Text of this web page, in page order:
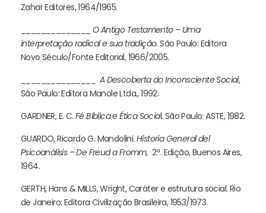
Zahar Editores, 1964/1965.
O Antigo Testamento – Uma
interpretação radical e sua tradição. São Paulo: Editora
Novo Século/Fonte Editorial, 1966/2005.
A Descoberta do Inconsciente Social,
São Paulo: Editora Manole Ltda., 1992.
GARDNER, E. C. Fé Bíblica e Ética Social. São Paulo: ASTE, 1982.
GUARDO, Ricardo G. Mandolini. Historia General del
Psicoanálisis – De Freud aFromm, 2ª. Edição, Buenos Aires,
1964.
GERTH, Hans & MILLS, Wright, Caráter e estrutura social. Rio
de Janeiro: Editora Civilização Brasileira, 1953/1973.